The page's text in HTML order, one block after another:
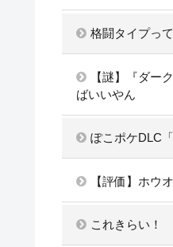
格闘タイプっ
【謎】『ダー
ばいいやん
ぽこポケDLC
【評価】ホウ
これきらい！